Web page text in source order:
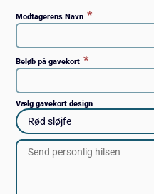
Modtagerens Navn *
Beløb på gavekort *
Vælg gavekort design